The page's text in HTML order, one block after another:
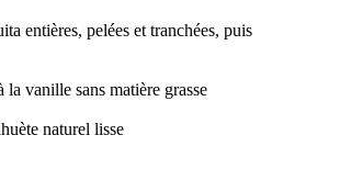
entières, pelées et tranchées, puis
la vanille sans matière grasse
naturel lisse